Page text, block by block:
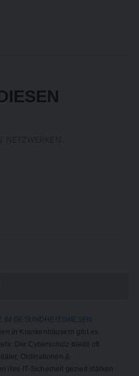
IM GESUNDHEITSWESEN
in Krankenhäusern gibt es
Der Cyberschutz bleibt oft
Ordinationen &
ihre IT-Sicherheit gezielt stärken